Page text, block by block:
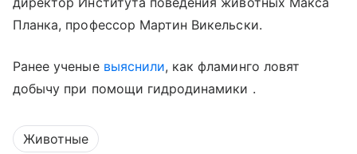
Планка, профессор Мартин Викельски.
Ранее ученые выяснили, как фламинго ловят
добычу при помощи гидродинамики .
Животные